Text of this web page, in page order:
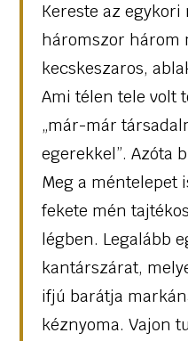
Kereste az
háromszor három
kecskeszaros,
Ami télen tele volt
„már-már
egerekkel”. Azóta
Meg a méntelepet
fekete mén
légben. Legalább
kantárszárat,
ifjú barátja
kéznyoma. Vajon